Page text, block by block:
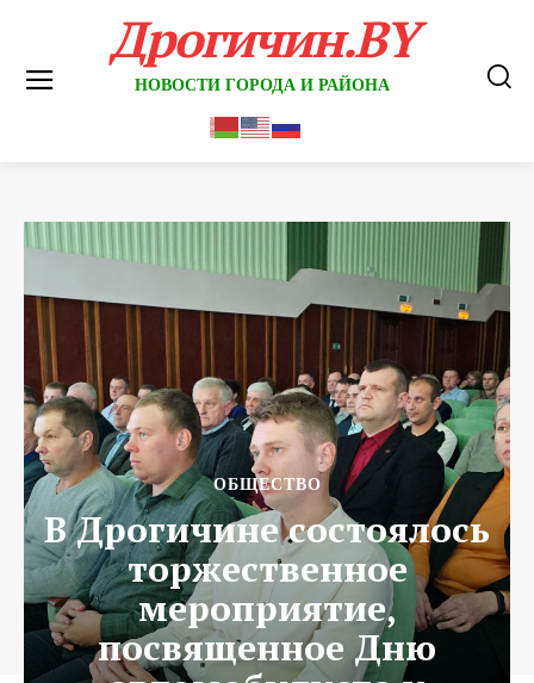
Дрогичин.BY
НОВОСТИ ГОРОДА И РАЙОНА
ОБЩЕСТВО
В Дрогичине состоялось
торжественное
мероприятие,
посвященное Дню